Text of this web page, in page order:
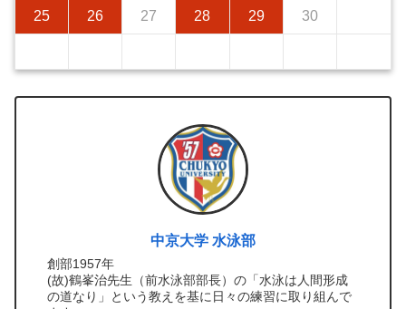
25 26 27 28 29 30
中京大学 水泳部
創部1957年
(故)鶴峯治先生（前水泳部部長）の「水泳は人間形成
の道なり」という教えを基に日々の練習に取り組んで